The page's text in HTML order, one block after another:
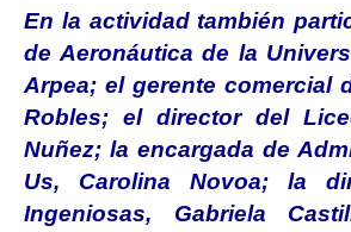
En la actividad también
de Aeronáutica de la
Arpea; el gerente comercial
Robles; el director del
Nuñez; la encargada de
Us, Carolina Novoa; la
Ingeniosas, Gabriela